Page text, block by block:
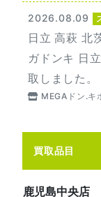
2026.08.09
日立 高萩 北
ガドンキ 日
取しました。
MEGAドン.キ
買取品目
鹿児島中央店